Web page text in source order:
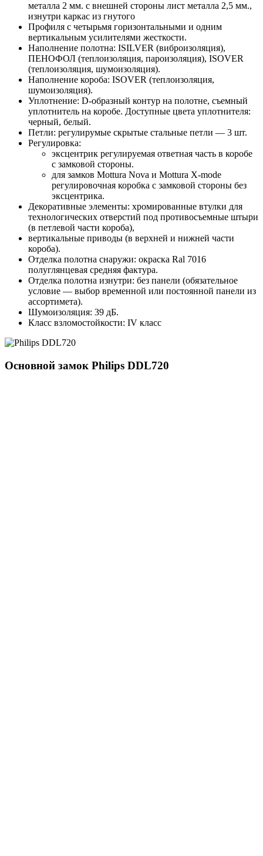
металла 2 мм. с внешней стороны лист металла 2,5 мм.,
изнутри каркас из гнутого
Профиля с четырьмя горизонтальными и одним
вертикальным усилителями жесткости.
Наполнение полотна: ISILVER (виброизоляция),
ПЕНОФОЛ (теплоизоляция, пароизоляция), ISOVER
(теплоизоляция, шумоизоляция).
Наполнение короба: ISOVER (теплоизоляция,
шумоизоляция).
Уплотнение: D-образный контур на полотне, съемный
уплотнитель на коробе. Доступные цвета уплотнителя:
черный, белый.
Петли: регулирумые скрытые стальные петли — 3 шт.
Регулировка:
эксцентрик регулируемая ответная часть в коробе
с замковой стороны.
для замков Mottura Nova и Mottura X-mode
регулировочная коробка с замковой стороны без
эксцентрика.
Декоративные элементы: хромированные втулки для
технологических отверстий под противосъемные штыри
(в петлевой части короба),
вертикальные приводы (в верхней и нижней части
короба).
Отделка полотна снаружи: окраска Ral 7016
полуглянцевая средняя фактура.
Отделка полотна изнутри: без панели (обязательное
условие — выбор временной или постоянной панели из
ассортимета).
Шумоизоляция: 39 дБ.
Класс взломостойкости: IV класс
Основной замок Philips DDL720